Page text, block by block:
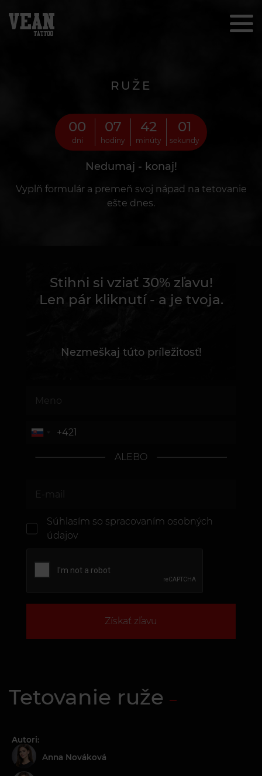
RUŽE
00
dni
07
hodiny
41
minúty
59
sekundy
Nedumaj - konaj!
Vyplň formulár a premeň svoj nápad na tetovanie
ešte dnes.
Stihni si vziať 30% zľavu!
Len pár kliknutí - a je tvoja.
Nezmeškaj túto príležitosť!
ALEBO
Súhlasím so spracovaním osobných
údajov
Získať zľavu
Tetovanie ruže
Autori:
Anna Nováková